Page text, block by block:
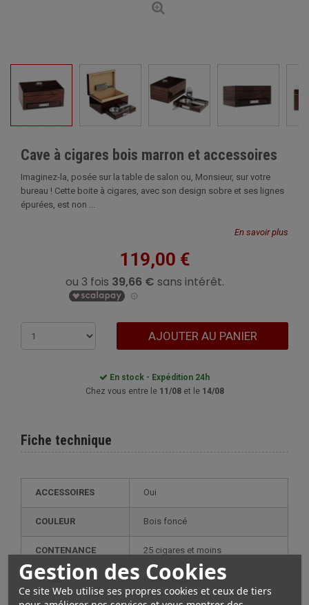
Gestion des Cookies
Ce site Web utilise ses propres cookies et ceux de tiers
Cave à cigares bois marron et accessoires
Imaginez-la, posée sur la table de salon ou, Monsieur, sur votre
bureau ! Cette boite à cigares, avec son design sobre et ses lignes
épurées, est non ...
En savoir plus
119,00 €
AJOUTER AU PANIER
En stock - Expédition 24h
Chez vous entre le 11/08et le 14/08
Fiche technique
ACCESSOIRES Oui
COULEUR bois foncé
CONTENANCE 25 cigares et moins
STYLE cave à cigares